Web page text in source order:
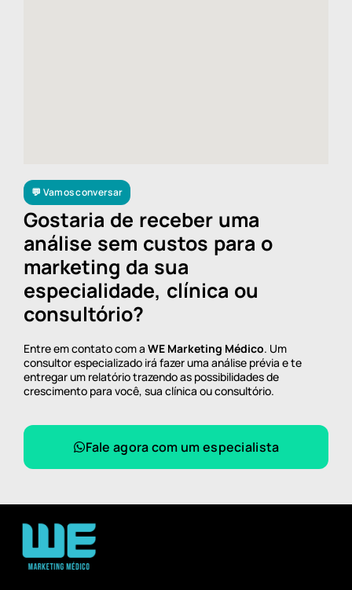
💬 Vamos conversar
Gostaria de receber uma
análise sem custos para o
marketing da sua
especialidade, clínica ou
consultório?
Entre em contato com a WE Marketing Médico. Um
consultor especializado irá fazer uma análise prévia e te
entregar um relatório trazendo as possibilidades de
crescimento para você, sua clínica ou consultório.
Fale agora com um especialista